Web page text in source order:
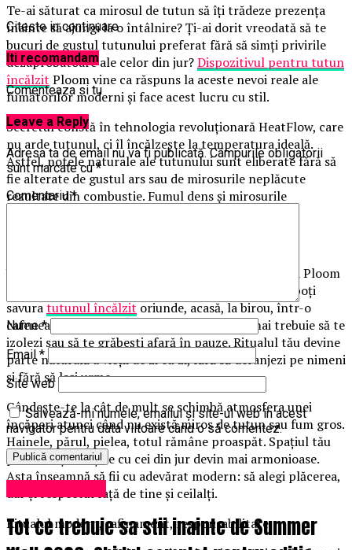
Te-ai săturat ca mirosul de tutun să îți trădeze prezența
înainte să ajungi la o întâlnire? Ți-ai dorit vreodată să te
bucuri de gustul tutunului preferat fără să simți privirile
dezaprobatoare ale celor din jur?Dispozitivul pentru tutun
încălzit Ploom vine ca răspuns la aceste nevoi reale ale
fumătorilor moderni și face acest lucru cu stil.
Secretul constă în tehnologia revoluționară HeatFlow, care
nu arde tutunul, ci îl încălzește la temperatura ideală.
Astfel, notele naturale ale tutunului sunt eliberate fără să
fie alterate de gustul ars sau de mirosurile neplăcute
rezultate din combustie. Fumul dens și mirosurile
Unul dintre cele mai mari avantaje ale dispozitivului Ploom
este discreția. Fără fum și fără mirosuri neplăcute, poți
savuratutunul încălzitoriunde, acasă, la birou, într-o
cafenea sau chiar într-un spațiu public. Nu mai trebuie să te
izolezi sau să te grăbești afară în pauze. Ritualul tău devine
parte naturală a vieții de zi cu zi, fără să deranjezi pe nimeni
și fără să lași urme.
Gândește-te la cât de mult se schimbă atmosfera unei
încăperi atunci când nu există miros de tutun sau fum gros.
Hainele, părul, pielea, totul rămâne proaspăt. Spațiul tău
personal și relațiile cu cei din jur devin mai armonioase.
Asta înseamnă să fii cu adevărat modern: să alegi plăcerea,
dar și respectul față de tine și ceilalți.
Ritualul modern, rafinament, responsabilitate
Citeste in continuare
Iti recomandam
Comenteaza si tu
Leave a Reply
Adresa ta de email nu va fi publicată. Câmpurile obligatorii
sunt marcate cu*
Comentariu*
Nume*
Email*
Site web
Salvează-mi numele, emailul și site-ul web în acest
navigator pentru data viitoare când o să comentez.
Tot ce trebuie sa stii inainte de Summer